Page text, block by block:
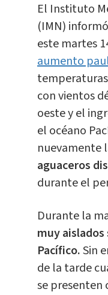
El Instituto
(IMN)
este martes
aumento
con vientos
oeste y el
el océano
nuevamente
aguaceros
durante el
Durante la
muy
Pacífico.Sin
de la tarde
se presenten